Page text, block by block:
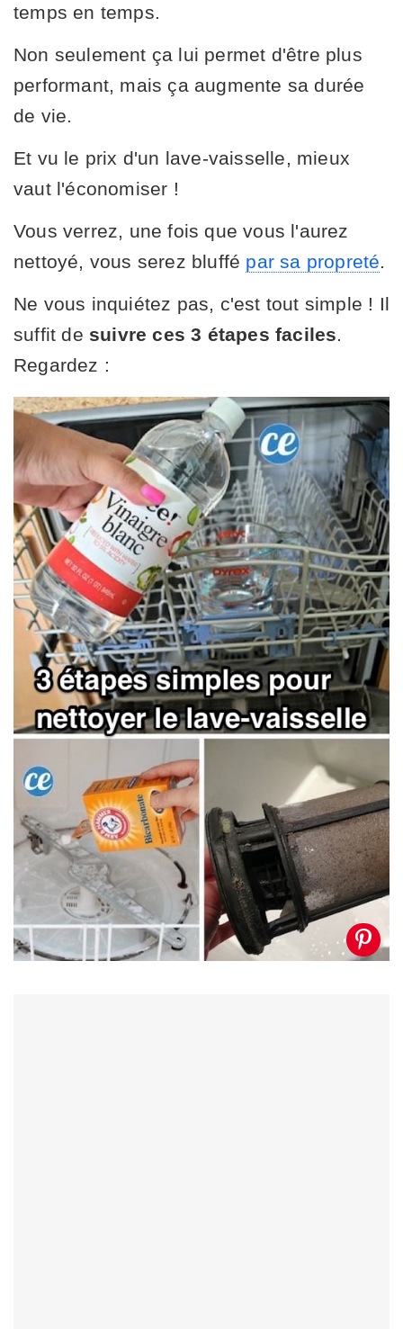
temps en temps.
Non seulement ça lui permet d'être plus
performant, mais ça augmente sa durée
de vie.
Et vu le prix d'un lave-vaisselle, mieux
vaut l'économiser !
Vous verrez, une fois que vous l'aurez
nettoyé, vous serez bluffé par sa propreté
Ne vous inquiétez pas, c'est tout simple ! Il
suffit de suivre ces 3 étapes faciles
Regardez :